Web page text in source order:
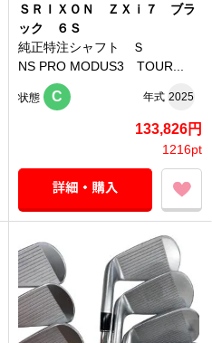
ＳＲＩＸＯＮ ＺＸｉ７ ブラ
ック ６Ｓ
純正特注シャフト Ｓ
NS PRO MODUS3 TOUR...
状態 C 年式 2025
133,826円
1216pt